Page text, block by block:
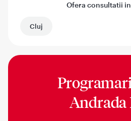
Ofera consultatii
Cluj
Andrada